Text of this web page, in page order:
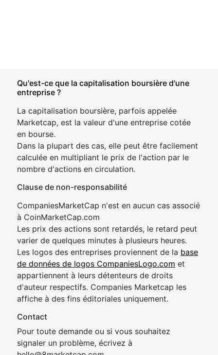
Qu'est-ce que la capitalisation boursière d'une
entreprise ?
La capitalisation boursière, parfois appelée
Marketcap, est la valeur d'une entreprise cotée
en bourse.
Dans la plupart des cas, elle peut être facilement
calculée en multipliant le prix de l'action par le
nombre d'actions en circulation.
Clause de non-responsabilité
CompaniesMarketCap n'est en aucun cas associé
à CoinMarketCap.com
Les prix des actions sont retardés, le retard peut
varier de quelques minutes à plusieurs heures.
Les logos des entreprises proviennent de la base
de données de logos CompaniesLogo.com et
appartiennent à leurs détenteurs de droits
d'auteur respectifs. Companies Marketcap les
affiche à des fins éditoriales uniquement.
Contact
Pour toute demande ou si vous souhaitez
signaler un problème, écrivez à